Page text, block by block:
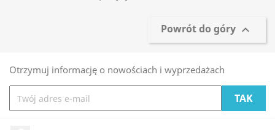
Powrót do góry 
Otrzymuj informację o nowościach i wyprzedażach